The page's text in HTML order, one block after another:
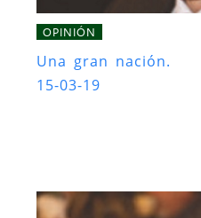
OPINIÓN
Una gran nación.
15-03-19